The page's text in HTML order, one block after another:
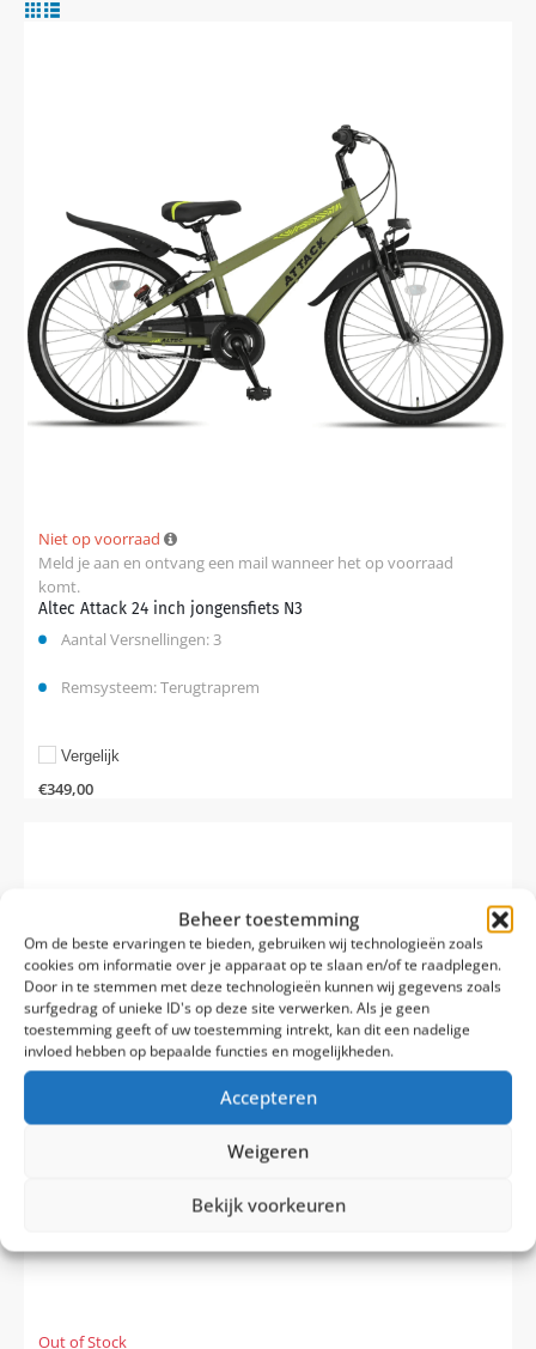
Beheer toestemming
Om de beste ervaringen te bieden, gebruiken wij technologieën zoals
cookies om informatie over je apparaat op te slaan en/of te raadplegen.
Door in te stemmen met deze technologieën kunnen wij gegevens zoals
surfgedrag of unieke ID's op deze site verwerken. Als je geen
toestemming geeft of uw toestemming intrekt, kan dit een nadelige
invloed hebben op bepaalde functies en mogelijkheden.
Accepteren
Weigeren
Bekijk voorkeuren
Altec Attack 24 inch jongensfiets N3
Niet op voorraad
Meld je aan en ontvang een mail wanneer het op voorraad
komt.
Aantal Versnellingen: 3
Remsysteem: Terugtraprem
€349,00
Vergelijk
Out of Stock